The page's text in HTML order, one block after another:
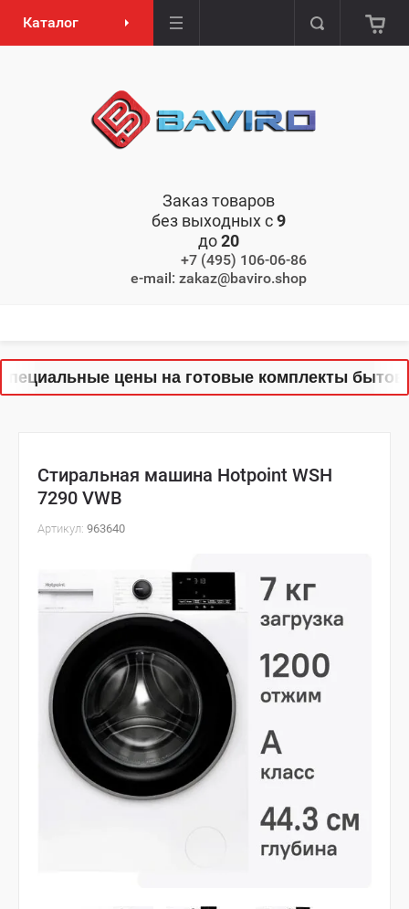
Каталог
Заказ товаров
без выходных с9
до20
+7 (495) 106-06-86
e-mail: zakaz@baviro.shop
цены на готовые комплекты бытовой
Стиральная машина Hotpoint WSH
7290 VWB
Артикул: 963640